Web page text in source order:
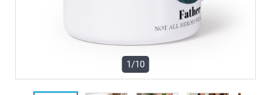
1/10